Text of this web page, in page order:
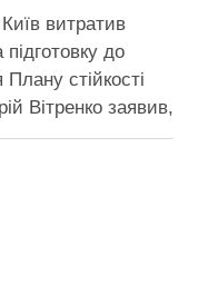
витратив
до
стійкості
Вітренко заявив,
влада
…